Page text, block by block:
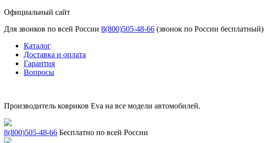
Официальный сайт
Для звонков по всей России 8(800)505-48-66 (звонок по России бесплатный)
Каталог
Доставка и оплата
Гарантия
Вопросы
Производитель ковриков Eva на все модели автомобилей.
8(800)505-48-66 Бесплатно по всей России